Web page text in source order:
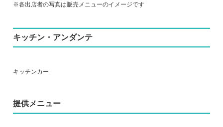
※各出店者の写真は販売メニューのイメージです
キッチン・アンダンテ
キッチンカー
提供メニュー